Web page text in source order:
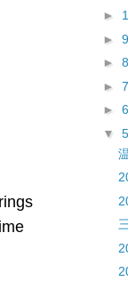
►
►
►
►
►
▼